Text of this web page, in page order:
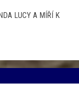
LUCY A MÍŘÍ K